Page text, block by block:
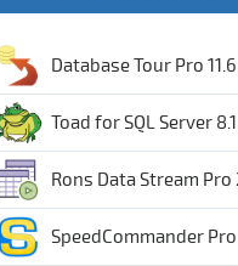
Database Tour Pro
Toad for SQL Server
Rons Data Stream Pro
SpeedCommander